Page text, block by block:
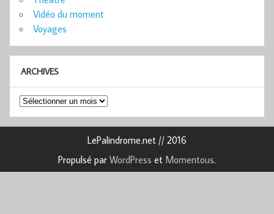
Vidéo du moment
Voyages
ARCHIVES
Archives
LePalindrome.net // 2016
Propulsé par WordPress et Momentous.